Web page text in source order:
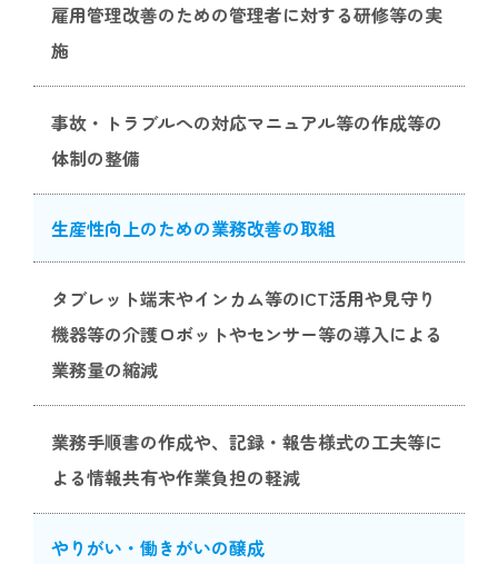
雇用管理改善のための管理者に対する研修等の実
施
事故・トラブルへの対応マニュアル等の作成等の
体制の整備
生産性向上のための業務改善の取組
タブレット端末やインカム等のICT活用や見守り
機器等の介護ロボットやセンサー等の導入による
業務量の縮減
業務手順書の作成や、記録・報告様式の工夫等に
よる情報共有や作業負担の軽減
やりがい・働きがいの醸成